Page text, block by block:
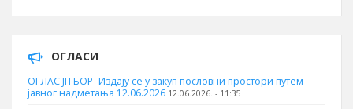
ОГЛАСИ
ОГЛАС ЈП БОР- Издају се у закуп пословни простори путем
јавног надметања 12.06.2026 12.06.2026. - 11:35